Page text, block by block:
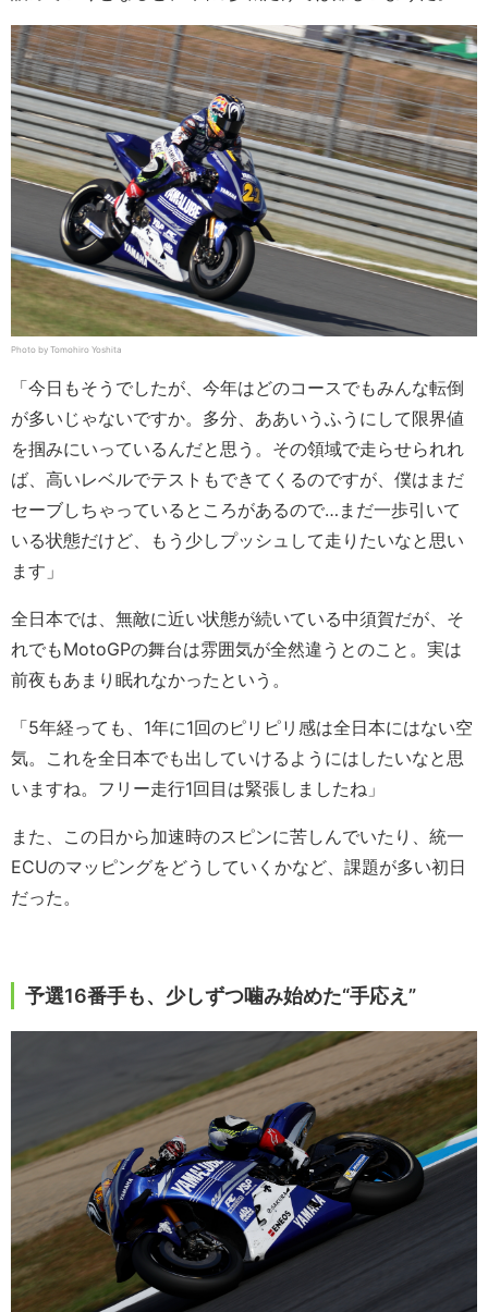
Photo by Tomohiro Yoshita
「今日もそうでしたが、今年はどのコースでもみんな転倒
が多いじゃないですか。多分、ああいうふうにして限界値
を掴みにいっているんだと思う。その領域で走らせられれ
ば、高いレベルでテストもできてくるのですが、僕はまだ
セーブしちゃっているところがあるので…まだ一歩引いて
いる状態だけど、もう少しプッシュして走りたいなと思い
ます」
全日本では、無敵に近い状態が続いている中須賀だが、そ
れでもMotoGPの舞台は雰囲気が全然違うとのこと。実は
前夜もあまり眠れなかったという。
「5年経っても、1年に1回のピリピリ感は全日本にはない空
気。これを全日本でも出していけるようにはしたいなと思
いますね。フリー走行1回目は緊張しましたね」
また、この日から加速時のスピンに苦しんでいたり、統一
ECUのマッピングをどうしていくかなど、課題が多い初日
だった。
予選16番手も、少しずつ噛み始めた“手応え”